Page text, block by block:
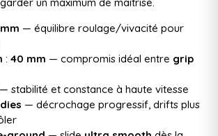
— équilibre roulage/vivacité pour
: 40 mm — compromis idéal entre grip
— stabilité et constance à haute vitesse
— décrochage progressif, drifts plus